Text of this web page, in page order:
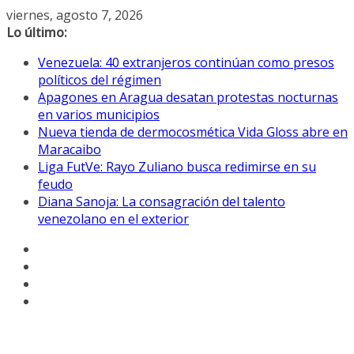
Saltar
al
viernes, agosto 7, 2026
Lo último:
Venezuela: 40 extranjeros continúan como presos
políticos del régimen
Apagones en Aragua desatan protestas nocturnas
en varios municipios
Nueva tienda de dermocosmética Vida Gloss abre en
Maracaibo
Liga FutVe: Rayo Zuliano busca redimirse en su
feudo
Diana Sanoja: La consagración del talento
venezolano en el exterior